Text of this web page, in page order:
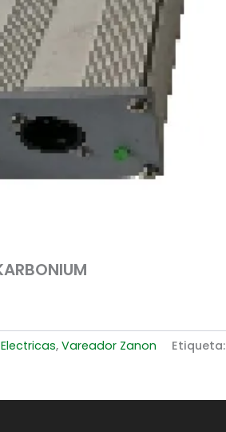
, Vareador Zanon Etiqueta: